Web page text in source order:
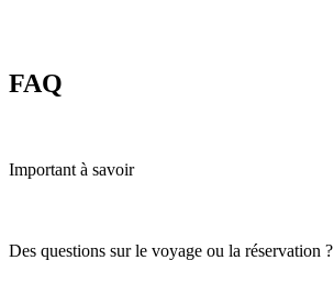
FAQ
Important à savoir
Des questions sur le voyage ou la réservation ?